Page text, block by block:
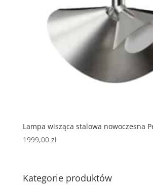
Lampa wisząca stalowa nowoczesna
1999,00 zł
Kategorie produktów